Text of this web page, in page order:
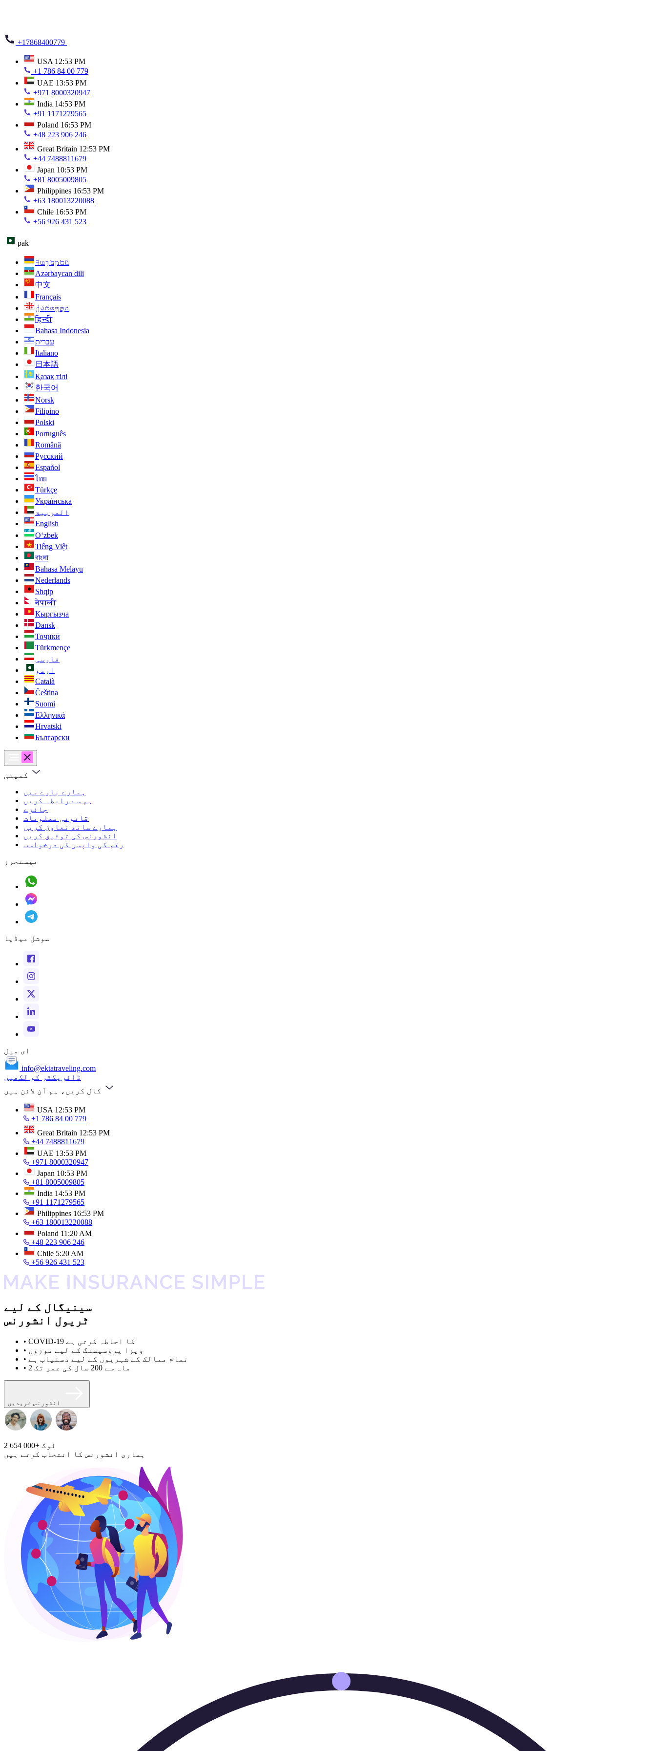
+17868400779
USA 12:53 PM
+1 786 84 00 779
UAE 13:53 PM
+971 8000320947
India 14:53 PM
+91 1171279565
Poland 16:53 PM
+48 223 906 246
Great Britain 12:53 PM
+44 7488811679
Japan 10:53 PM
+81 8005009805
Philippines 16:53 PM
+63 180013220088
Chile 16:53 PM
+56 926 431 523
pak
Հայերեն
Azərbaycan dili
中文
Français
ქართული
हिन्दी
Bahasa Indonesia
עברית
Italiano
日本語
Қазақ тілі
한국어
Norsk
Filipino
Polski
Português
Română
Русский
Español
ไทย
Türkçe
Українська
العربية
English
O‘zbek
Tiếng Việt
বাংলা
Bahasa Melayu
Nederlands
Shqip
नेपाली
Кыргызча
Dansk
Тоҷикӣ
Türkmençe
فارسی
اردو
Català
Čeština
Suomi
Ελληνικά
Hrvatski
Български
کمپنی
ہمارے بارے میں
ہم سے رابطہ کریں
جائزے
قانونی معلومات
ہمارے ساتھ تعاون کریں
انشورنس کی توثیق کریں
رقم کی واپسی کی درخواست
میسنجرز
سوشل میڈیا
ای میل
info@ektatraveling.com
ڈائریکٹر کو لکھیں
کال کریں، ہم آن لائن ہیں
USA 12:53 PM
+1 786 84 00 779
Great Britain 12:53 PM
+44 7488811679
UAE 13:53 PM
+971 8000320947
Japan 10:53 PM
+81 8005009805
India 14:53 PM
+91 1171279565
Philippines 16:53 PM
+63 180013220088
Poland 11:20 AM
+48 223 906 246
Chile 5:20 AM
+56 926 431 523
سینیگال کے لیے
ٹریول انشورنس
• COVID-19 کا احاطہ کرتی ہے
• ویزا پروسیسنگ کے لیے موزوں
• تمام ممالک کے شہریوں کے لیے دستیاب ہے
• 2 ماہ سے 200 سال کی عمر تک
انشورنس خریدیں
2 654 000+ لوگ
ہماری انشورنس کا انتخاب کرتے ہیں